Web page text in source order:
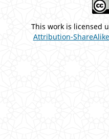
This work is licensed
Attribution-